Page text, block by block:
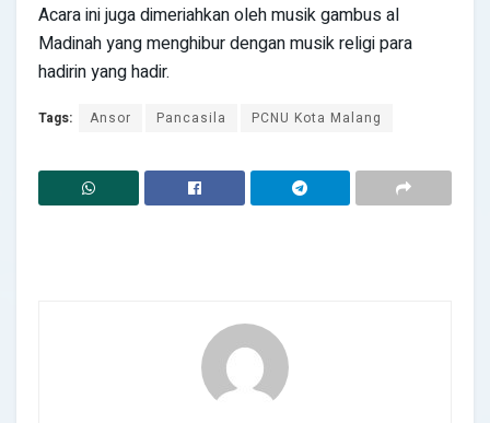
Acara ini juga dimeriahkan oleh musik gambus al
Madinah yang menghibur dengan musik religi para
hadirin yang hadir.
Tags: Ansor Pancasila PCNU Kota Malang